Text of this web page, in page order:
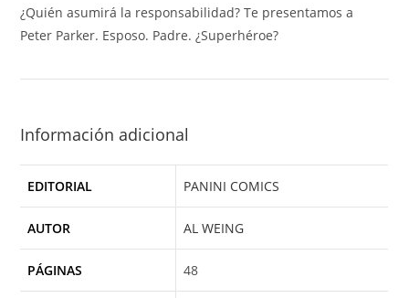
¿Quién asumirá la responsabilidad? Te presentamos a
Peter Parker. Esposo. Padre. ¿Superhéroe?
Información adicional
EDITORIAL PANINI COMICS
AUTOR AL WEING
PÁGINAS 48